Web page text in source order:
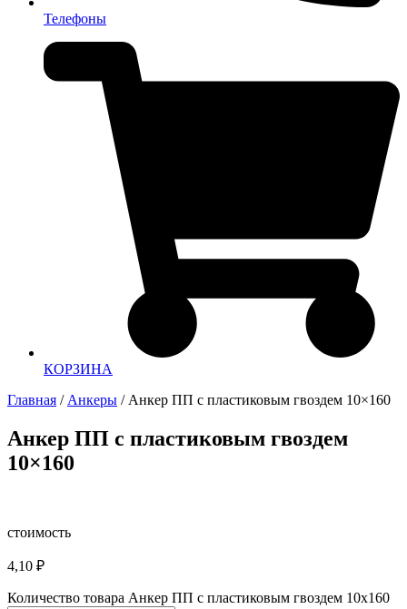
Телефоны
КОРЗИНА
Главная / Анкеры / Анкер ПП с пластиковым гвоздем 10×160
Анкер ПП с пластиковым гвоздем
10×160
стоимость
4,10 ₽
Количество товара Анкер ПП с пластиковым гвоздем 10x160